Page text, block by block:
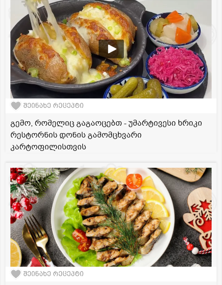
შეინახე რეცეპტი
გემო, რომელიც გაგაოცებთ - უმარტივესი ხრიკი
რესტორნის დონის გამომცხვარი
კარტოფილისთვის
შეინახე რეცეპტი